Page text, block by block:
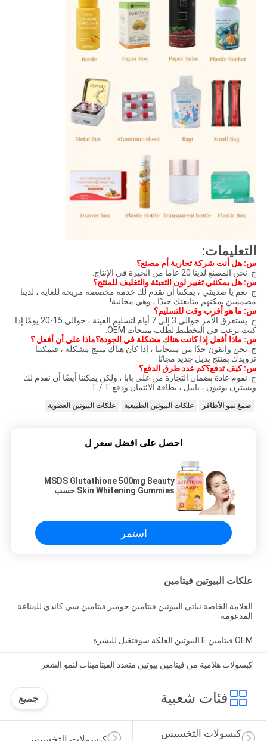
التعليمات:
س: هل أنت شركة تجارية أم مصنع؟
ج: نحن المصنع.لدينا 20 عاما من الخبرة في الإنتاج.
س: هل يمكنني تغيير لون التعبئة والتغليف للمنتج؟
ج: نعم يا صديقي ، يمكننا أن نقدم لك خدمة مخصصة مريحة للغاية ، لدينا
مصممين يمكنهم متابعتك جيدًا ، وهي مجانية!
س: ما هو أقرب وقت للتسليم؟
ج: يستغرق الأمر حوالي 3 إلى 7 أيام لتسليم العينة ، حوالي 15-20 يومًا إذا
كنت ترغب في التخطيط لطلب منتجات OEM.
س: ماذا أفعل إذا كانت هناك مشكلة في الجودة؟ماذا علي أن أفعل ؟
ج: نحن واثقون جدًا من منتجاتنا ، إذا كان هناك منتج مشكلة ، فيمكننا
تزويدك بمنتج بديل جديد مجانًا.
س: كيف تدفع؟كم عدد طرق الدفع؟
ج: نقوم عادة بضمان التجارة من علي بابا ، ولكن يمكننا أيضًا أن نقدم لك
ويسترن يونيون ، بايبل ، بطاقة الائتمان ودفع T / T.
صمغ نمو الأظافر علكات البيوتين الطبيعية علكات البيوتين العضوية
احصل على افضل سعر ل
MSDS Glutathione 500mg Beauty
Skin Whitening Gummies حسب
استمر
علكات البيوتين فيتامين
العلامة الخاصة نباتي البيوتين فيتامين جوميز فيتامين سي كاندي للمناعة
المدعومة
OEM فيتامين E البيوتين العلكة سوفتغيل للبشرة
كبسولات هلامية من فيتامين بيوتين متعدد الفيتامينات لنمو الشعر
فئات شعبية جميع
كبسولات التخسيس